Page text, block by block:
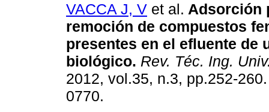
VACCA J, V et al. Adsorción
remoción de compuestos
presentes en el efluente de
biológico. Rev. Téc. Ing.
2012, vol.35, n.3, pp.252-
0770.